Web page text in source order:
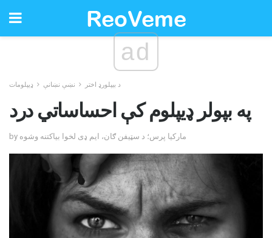
ad
د بیپلورډ اختر نښې نښانې ډیپلومات
په بپولر ډیپلوم کې احساساتي درد
by مارکیا پرس؛ د سټیفن ګان، ایم ډی لخوا بیاکتنه وشوه